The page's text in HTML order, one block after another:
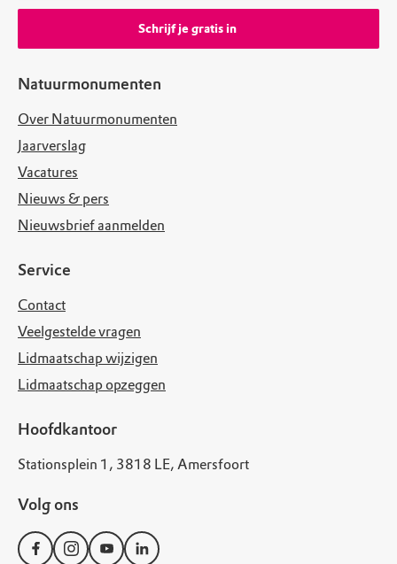
Natuurmonumenten
Over Natuurmonumenten
Jaarverslag
Vacatures
Nieuws & pers
Nieuwsbrief aanmelden
Service
Contact
Veelgestelde vragen
Lidmaatschap wijzigen
Lidmaatschap opzeggen
Hoofdkantoor
Stationsplein 1, 3818 LE, Amersfoort
Volg ons
Schrijf je gratis in